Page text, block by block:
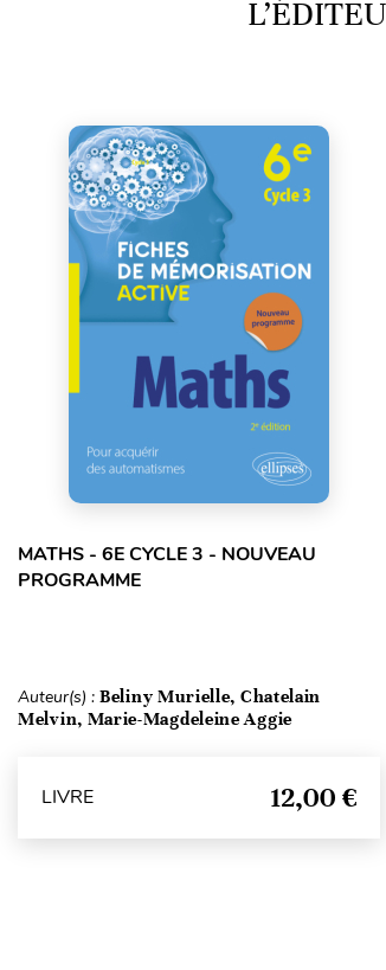
MATHS - 6E CYCLE 3 - NOUVEAU
PROGRAMME
Auteur(s) : Beliny Murielle, Chatelain
Melvin, Marie-Magdeleine Aggie
LIVRE 12,00 €